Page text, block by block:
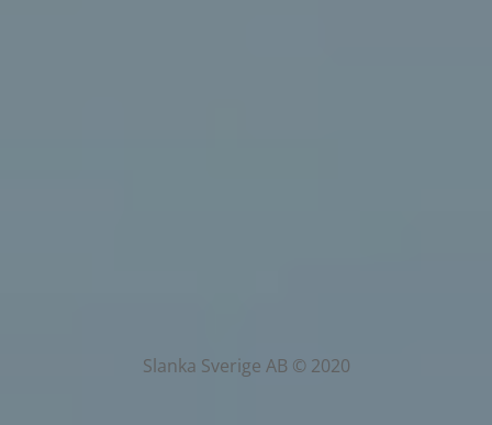
Slanka Sverige AB © 2020